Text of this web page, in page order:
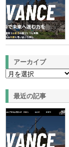
アーカイブ
最近の記事